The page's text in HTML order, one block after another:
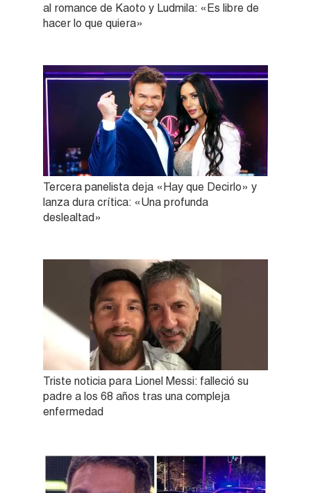
al romance de Kaoto y Ludmila: «Es libre de
hacer lo que quiera»
Tercera panelista deja «Hay que Decirlo» y
lanza dura crítica: «Una profunda
deslealtad»
Triste noticia para Lionel Messi: falleció su
padre a los 68 años tras una compleja
enfermedad